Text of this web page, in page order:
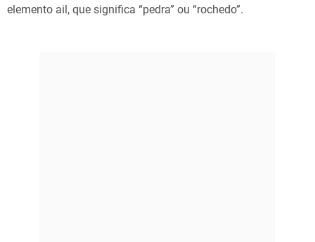
elemento ail, que significa “pedra” ou “rochedo”.